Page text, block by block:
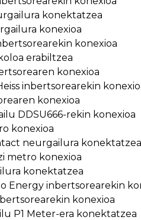
konektatzea
konexioa
konexioa
erabiltzea
konexioa
inbertsorearekin
konexioa
DDSU666-rekin konexioa
konexioa
neurgailura konektatzea
metro konexioa
konektatzea
Energy inbertsorearekin
konexioa
P1 Meter-era konektatzea